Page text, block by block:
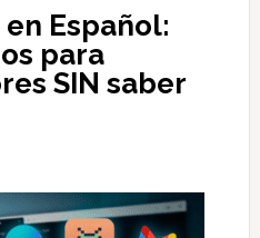
Español:
para
SIN saber